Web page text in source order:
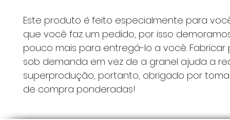
Este produto é feito especialmente para
que você faz um pedido, por isso
pouco mais para entregá-lo a você. Fabricar
sob demanda em vez de a granel ajuda a
superprodução, portanto, obrigado por
de compra ponderadas!